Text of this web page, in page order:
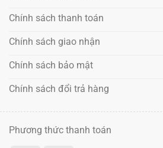
Chính sách thanh toán
Chính sách giao nhận
Chính sách bảo mật
Chính sách đổi trả hàng
Phương thức thanh toán